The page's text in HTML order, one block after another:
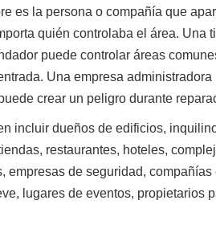
es la persona o compañía que
quién controlaba el área. Una
puede controlar áreas
Una empresa administradora
crear un peligro durante
incluir dueños de edificios,
restaurantes, hoteles,
empresas de seguridad, compañías
lugares de eventos, propietarios